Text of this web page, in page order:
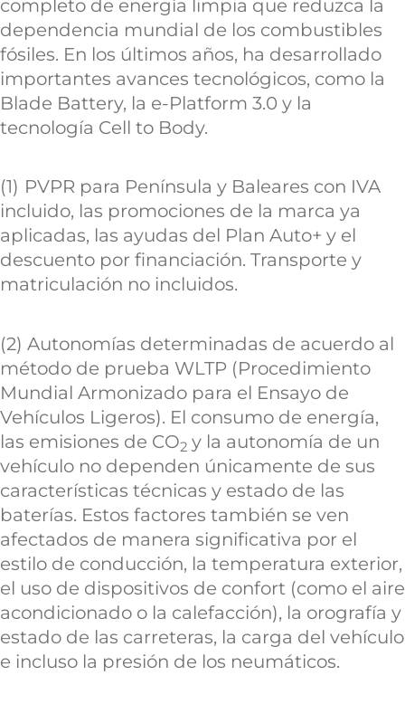
completo de energía limpia que reduzca la
dependencia mundial de los combustibles
fósiles. En los últimos años, ha desarrollado
importantes avances tecnológicos, como la
Blade Battery, la e-Platform 3.0 y la
tecnología Cell to Body.
(1) PVPR para Península y Baleares con IVA
incluido, las promociones de la marca ya
aplicadas, las ayudas del Plan Auto+ y el
descuento por financiación. Transporte y
matriculación no incluidos.
(2) Autonomías determinadas de acuerdo al
método de prueba WLTP (Procedimiento
Mundial Armonizado para el Ensayo de
Vehículos Ligeros). El consumo de energía,
las emisiones de CO2 y la autonomía de un
vehículo no dependen únicamente de sus
características técnicas y estado de las
baterías. Estos factores también se ven
afectados de manera significativa por el
estilo de conducción, la temperatura exterior,
el uso de dispositivos de confort (como el aire
acondicionado o la calefacción), la orografía y
estado de las carreteras, la carga del vehículo
e incluso la presión de los neumáticos.